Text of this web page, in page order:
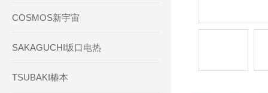
COSMOS新宇宙
SAKAGUCHI坂口电热
TSUBAKI椿本